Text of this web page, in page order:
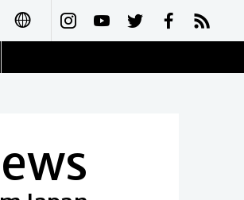
Français